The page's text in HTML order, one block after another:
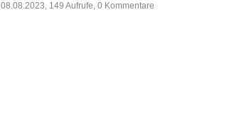
08.08.2023, 149 Aufrufe, 0 Kommentare